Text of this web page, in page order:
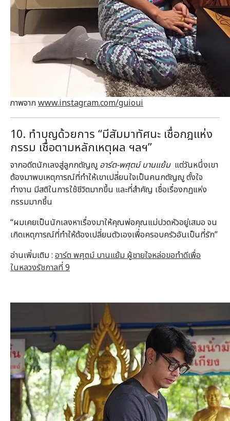
ภาพจากwww.instagram.com/guioui
10. ทำบุญด้วยการ “มีสัมมาทัศนะ เชื่อกฎแห่ง
กรรม เชื่อตามหลักเหตุผล ฯลฯ”
จากอดีตนักเลงสู่ลูกกตัญญู อาร์ต-พศุตม์ บานแย้ม แต่วันหนึ่งเขา
ต้องมาพบเหตุการณ์ที่ทำให้เขาเปลี่ยนใจเป็นคนกตัญญู ตั้งใจ
ทำงาน มีสติในการใช้ชีวิตมากขึ้น และที่สำคัญ เชื่อเรื่องกฏแห่ง
กรรมมากชึ้น
“ผมเคยเป็นนักเลงหาเรื่องมาให้คุณพ่อคุณแม่ปวดหัวอยู่เสมอ จน
เกิดเหตุการณ์ที่ทำให้ต้องเปลี่ยนตัวเองเพื่อครอบครัวอันเป็นที่รัก”
อ่านเพิ่มเติม : อาร์ต พศุตม์ บานแย้ม ผู้ชายใจหล่อขอทำดีเพื่อ
ในหลวงรัชกาลที่ 9